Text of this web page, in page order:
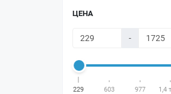
ЦЕНА
-
229 603 977 1,4